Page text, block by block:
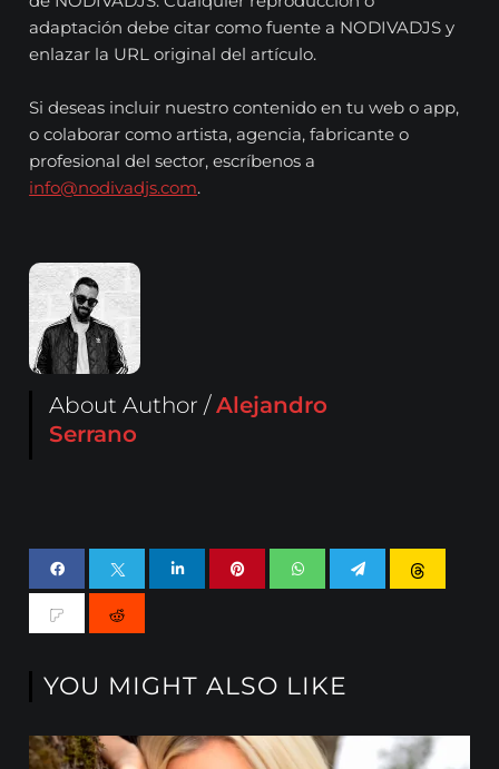
adaptación debe citar como fuente a NODIVADJS y
enlazar la URL original del artículo.
Si deseas incluir nuestro contenido en tu web o app,
o colaborar como artista, agencia, fabricante o
profesional del sector, escríbenos a
info@nodivadjs.com.
About Author /Alejandro
Serrano
YOU MIGHT ALSO LIKE